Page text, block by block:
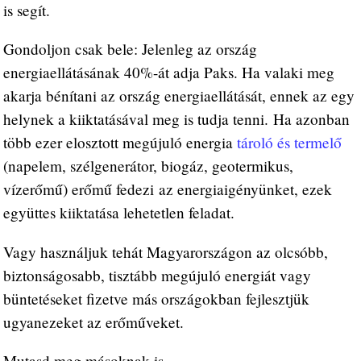
is segít.
Gondoljon csak bele: Jelenleg az ország
energiaellátásának 40%-át adja Paks. Ha valaki meg
akarja bénítani az ország energiaellátását, ennek az egy
helynek a kiiktatásával meg is tudja tenni. Ha azonban
több ezer elosztott megújuló energiatároló és termelő
(napelem, szélgenerátor, biogáz, geotermikus,
vízerőmű) erőmű fedezi az energiaigényünket, ezek
együttes kiiktatása lehetetlen feladat.
Vagy használjuk tehát Magyarországon az olcsóbb,
biztonságosabb, tisztább megújuló energiát vagy
büntetéseket fizetve más országokban fejlesztjük
ugyanezeket az erőműveket.